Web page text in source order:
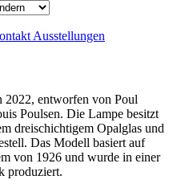
Ausstellungen
2022, entworfen von Poul
Poulsen. Die Lampe besitzt
dreischichtigem Opalglas und
Das Modell basiert auf
von 1926 und wurde in einer
produziert.